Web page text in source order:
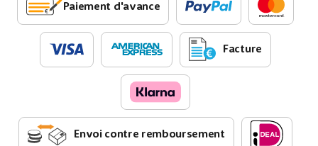
Paiement d'avance
Facture
Envoi contre remboursement